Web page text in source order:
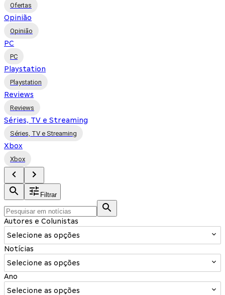
Ofertas
Opinião
Opinião
PC
PC
Playstation
Playstation
Reviews
Reviews
Séries, TV e Streaming
Séries, TV e Streaming
Xbox
Xbox
Filtrar
Autores e Colunistas
Selecione as opções
Notícias
Selecione as opções
Ano
Selecione as opções